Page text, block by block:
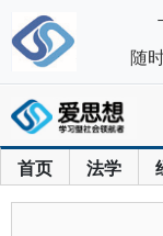
首页 法学
随